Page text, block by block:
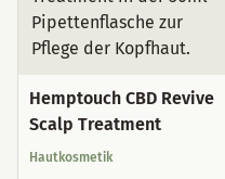
Hemptouch CBD Revive
Scalp Treatment
Hautkosmetik